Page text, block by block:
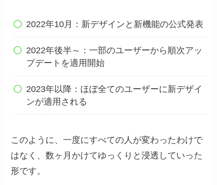
2022年10月：新デザインと新機能の公式発表
2022年後半～：一部のユーザーから順次アッ
プデートを適用開始
2023年以降：ほぼ全てのユーザーに新デザイ
ンが適用される
このように、一度にすべての人が変わったわけで
はなく、数ヶ月かけてゆっくりと浸透していった
形です。